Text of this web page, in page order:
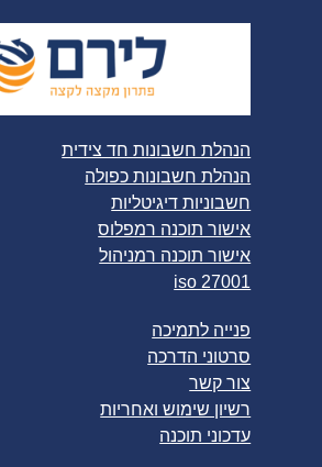
הנהלת חשבונות חד צידית
הנהלת חשבונות כפולה
חשבוניות דיגיטליות
אישור תוכנה רמפלוס
אישור תוכנה רמניהול
iso 27001
פנייה לתמיכה
סרטוני הדרכה
צור קשר
רשיון שימוש ואחריות
עדכוני תוכנה